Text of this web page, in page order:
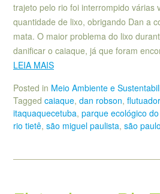
trajeto pelo rio foi interrompido várias
quantidade de lixo, obrigando Dan a
mata. O maior problema do lixo
danificar o caiaque, já que foram
LEIA MAIS
Posted in Meio Ambiente e
Tagged caiaque, dan robson, flutuador
itaquaquecetuba, parque ecológico
rio tietê, são miguel paulista, são paulo